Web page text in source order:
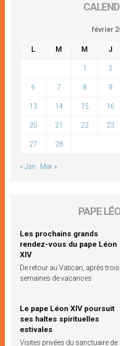
février
L M M J
1 2
6 7 8 9
13 14 15 16
20 21 22 23
27 28
« Jan Mar »
PAPE
Les prochains grands
rendez-vous du pape Léon
XIV
De retour au Vatican, après trois
semaines de vacances
Le pape Léon XIV poursuit
ses haltes spirituelles
estivales
Visites privées du sanctuaire de